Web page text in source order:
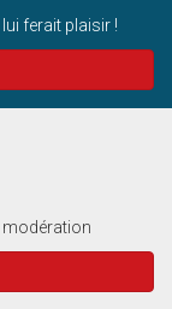
ferait plaisir !
modération